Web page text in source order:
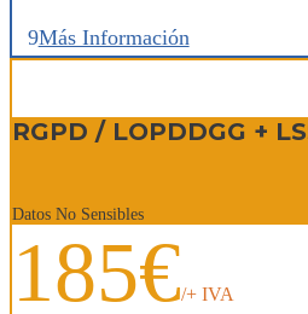
Más Información
RGPD / LOPDDGG +
Datos No Sensibles
185€/+ IVA